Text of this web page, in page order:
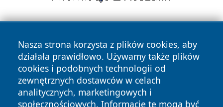
Nasza strona korzysta z plików cookies, aby
działała prawidłowo. Używamy także plików
cookies i podobnych technologii od
zewnętrznych dostawców w celach
analitycznych, marketingowych i
społecznościowych. Informacje te mogą być
Copyright © 2026 przemyslonline.pl Wszystkie prawa
zastrzeżone.